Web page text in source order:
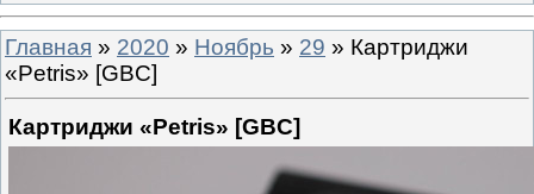
Главная » 2020 » Ноябрь » 29 » Картриджи
«Petris» [GBC]
Картриджи «Petris» [GBC]